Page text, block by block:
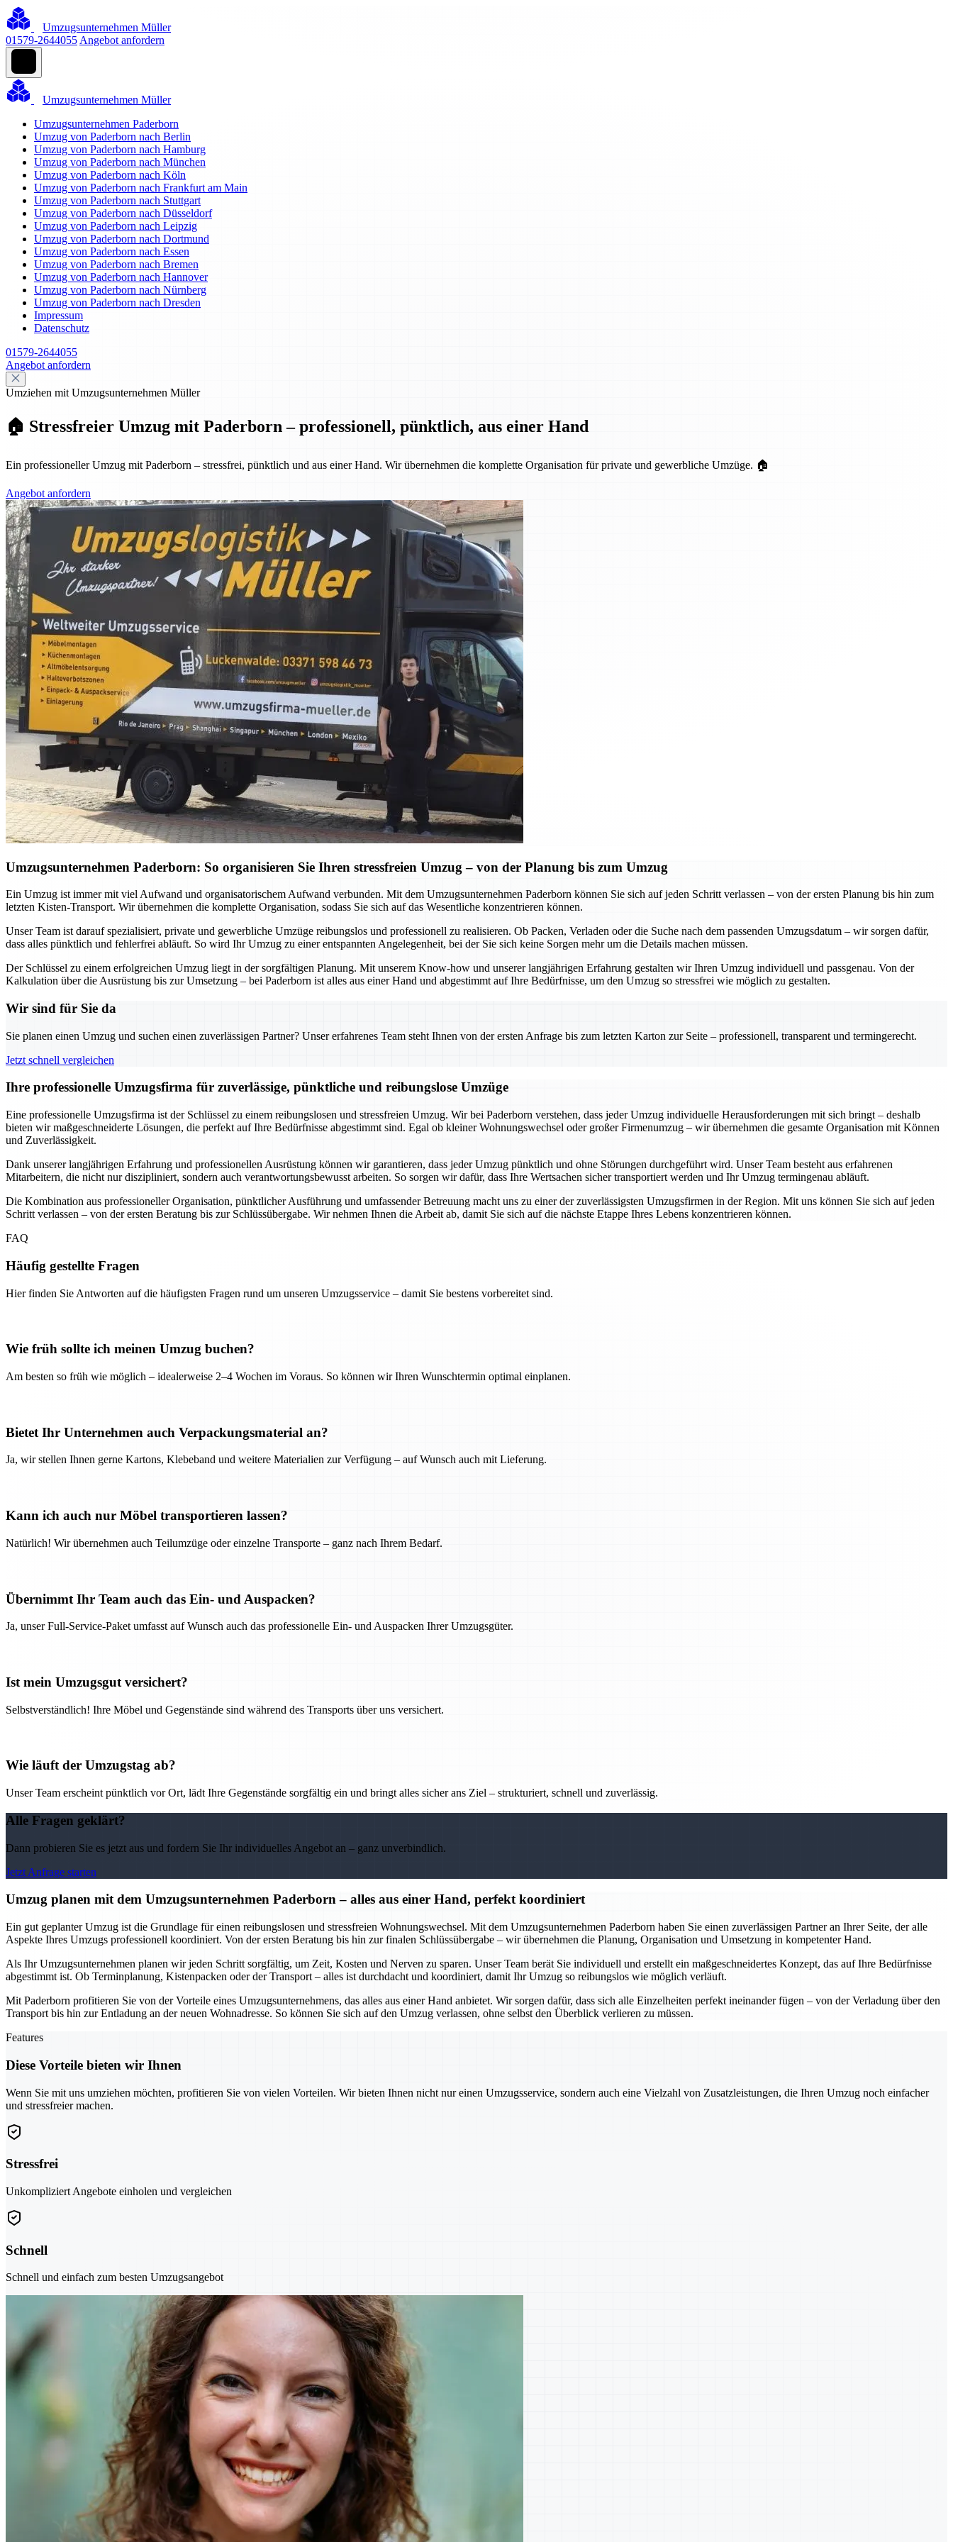
Umzugsunternehmen Müller
01579-2644055 Angebot anfordern
Umzugsunternehmen Müller
Umzugsunternehmen Paderborn
Umzug von Paderborn nach Berlin
Umzug von Paderborn nach Hamburg
Umzug von Paderborn nach München
Umzug von Paderborn nach Köln
Umzug von Paderborn nach Frankfurt am Main
Umzug von Paderborn nach Stuttgart
Umzug von Paderborn nach Düsseldorf
Umzug von Paderborn nach Leipzig
Umzug von Paderborn nach Dortmund
Umzug von Paderborn nach Essen
Umzug von Paderborn nach Bremen
Umzug von Paderborn nach Hannover
Umzug von Paderborn nach Nürnberg
Umzug von Paderborn nach Dresden
Impressum
Datenschutz
01579-2644055
Angebot anfordern
Umziehen mit Umzugsunternehmen Müller
🏠 Stressfreier Umzug mit Paderborn – professionell, pünktlich, aus einer Hand
Ein professioneller Umzug mit Paderborn – stressfrei, pünktlich und aus einer Hand. Wir übernehmen die komplette Organisation für private und gewerbliche Umzüge. 🏠
Angebot anfordern
Umzugsunternehmen Paderborn: So organisieren Sie Ihren stressfreien Umzug – von der Planung bis zum Umzug
Ein Umzug ist immer mit viel Aufwand und organisatorischem Aufwand verbunden. Mit dem Umzugsunternehmen Paderborn können Sie sich auf jeden Schritt verlassen – von der ersten Planung bis hin zum
letzten Kisten-Transport. Wir übernehmen die komplette Organisation, sodass Sie sich auf das Wesentliche konzentrieren können.
Unser Team ist darauf spezialisiert, private und gewerbliche Umzüge reibungslos und professionell zu realisieren. Ob Packen, Verladen oder die Suche nach dem passenden Umzugsdatum – wir sorgen dafür,
dass alles pünktlich und fehlerfrei abläuft. So wird Ihr Umzug zu einer entspannten Angelegenheit, bei der Sie sich keine Sorgen mehr um die Details machen müssen.
Der Schlüssel zu einem erfolgreichen Umzug liegt in der sorgfältigen Planung. Mit unserem Know-how und unserer langjährigen Erfahrung gestalten wir Ihren Umzug individuell und passgenau. Von der
Kalkulation über die Ausrüstung bis zur Umsetzung – bei Paderborn ist alles aus einer Hand und abgestimmt auf Ihre Bedürfnisse, um den Umzug so stressfrei wie möglich zu gestalten.
Wir sind für Sie da
Sie planen einen Umzug und suchen einen zuverlässigen Partner? Unser erfahrenes Team steht Ihnen von der ersten Anfrage bis zum letzten Karton zur Seite – professionell, transparent und termingerecht.
Jetzt schnell vergleichen
Ihre professionelle Umzugsfirma für zuverlässige, pünktliche und reibungslose Umzüge
Eine professionelle Umzugsfirma ist der Schlüssel zu einem reibungslosen und stressfreien Umzug. Wir bei Paderborn verstehen, dass jeder Umzug individuelle Herausforderungen mit sich bringt – deshalb
bieten wir maßgeschneiderte Lösungen, die perfekt auf Ihre Bedürfnisse abgestimmt sind. Egal ob kleiner Wohnungswechsel oder großer Firmenumzug – wir übernehmen die gesamte Organisation mit Können
und Zuverlässigkeit.
Dank unserer langjährigen Erfahrung und professionellen Ausrüstung können wir garantieren, dass jeder Umzug pünktlich und ohne Störungen durchgeführt wird. Unser Team besteht aus erfahrenen
Mitarbeitern, die nicht nur diszipliniert, sondern auch verantwortungsbewusst arbeiten. So sorgen wir dafür, dass Ihre Wertsachen sicher transportiert werden und Ihr Umzug termingenau abläuft.
Die Kombination aus professioneller Organisation, pünktlicher Ausführung und umfassender Betreuung macht uns zu einer der zuverlässigsten Umzugsfirmen in der Region. Mit uns können Sie sich auf jeden
Schritt verlassen – von der ersten Beratung bis zur Schlüssübergabe. Wir nehmen Ihnen die Arbeit ab, damit Sie sich auf die nächste Etappe Ihres Lebens konzentrieren können.
FAQ
Häufig gestellte Fragen
Hier finden Sie Antworten auf die häufigsten Fragen rund um unseren Umzugsservice – damit Sie bestens vorbereitet sind.
Wie früh sollte ich meinen Umzug buchen?
Am besten so früh wie möglich – idealerweise 2–4 Wochen im Voraus. So können wir Ihren Wunschtermin optimal einplanen.
Bietet Ihr Unternehmen auch Verpackungsmaterial an?
Ja, wir stellen Ihnen gerne Kartons, Klebeband und weitere Materialien zur Verfügung – auf Wunsch auch mit Lieferung.
Kann ich auch nur Möbel transportieren lassen?
Natürlich! Wir übernehmen auch Teilumzüge oder einzelne Transporte – ganz nach Ihrem Bedarf.
Übernimmt Ihr Team auch das Ein- und Auspacken?
Ja, unser Full-Service-Paket umfasst auf Wunsch auch das professionelle Ein- und Auspacken Ihrer Umzugsgüter.
Ist mein Umzugsgut versichert?
Selbstverständlich! Ihre Möbel und Gegenstände sind während des Transports über uns versichert.
Wie läuft der Umzugstag ab?
Unser Team erscheint pünktlich vor Ort, lädt Ihre Gegenstände sorgfältig ein und bringt alles sicher ans Ziel – strukturiert, schnell und zuverlässig.
Alle Fragen geklärt?
Dann probieren Sie es jetzt aus und fordern Sie Ihr individuelles Angebot an – ganz unverbindlich.
Jetzt Anfrage starten
Umzug planen mit dem Umzugsunternehmen Paderborn – alles aus einer Hand, perfekt koordiniert
Ein gut geplanter Umzug ist die Grundlage für einen reibungslosen und stressfreien Wohnungswechsel. Mit dem Umzugsunternehmen Paderborn haben Sie einen zuverlässigen Partner an Ihrer Seite, der alle
Aspekte Ihres Umzugs professionell koordiniert. Von der ersten Beratung bis hin zur finalen Schlüssübergabe – wir übernehmen die Planung, Organisation und Umsetzung in kompetenter Hand.
Als Ihr Umzugsunternehmen planen wir jeden Schritt sorgfältig, um Zeit, Kosten und Nerven zu sparen. Unser Team berät Sie individuell und erstellt ein maßgeschneidertes Konzept, das auf Ihre Bedürfnisse
abgestimmt ist. Ob Terminplanung, Kistenpacken oder der Transport – alles ist durchdacht und koordiniert, damit Ihr Umzug so reibungslos wie möglich verläuft.
Mit Paderborn profitieren Sie von der Vorteile eines Umzugsunternehmens, das alles aus einer Hand anbietet. Wir sorgen dafür, dass sich alle Einzelheiten perfekt ineinander fügen – von der Verladung über den
Transport bis hin zur Entladung an der neuen Wohnadresse. So können Sie sich auf den Umzug verlassen, ohne selbst den Überblick verlieren zu müssen.
Features
Diese Vorteile bieten wir Ihnen
Wenn Sie mit uns umziehen möchten, profitieren Sie von vielen Vorteilen. Wir bieten Ihnen nicht nur einen Umzugsservice, sondern auch eine Vielzahl von Zusatzleistungen, die Ihren Umzug noch einfacher
und stressfreier machen.
Stressfrei
Unkompliziert Angebote einholen und vergleichen
Schnell
Schnell und einfach zum besten Umzugsangebot